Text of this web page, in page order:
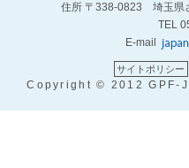
住所 〒338-0823 埼玉県
TEL
E-mail
サイトポリシー
Copyright © 2012 GPF-